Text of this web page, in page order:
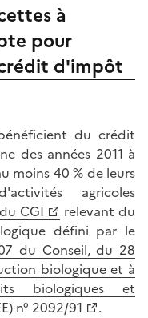
à
pour
d'impôt
du crédit
des années 2011 à
moins 40 % de leurs
agricoles
CGI
relevant du
défini par le
du Conseil, du 28
biologique et à
biologiques et
n° 2092/91
.